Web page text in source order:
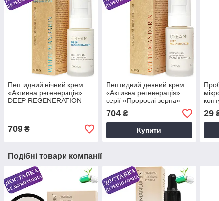
Пептидний нічний крем
«Активна регенерація»
DEEP REGENERATION
709 ₴
Пептидний денний крем
«Активна регенерація»
серії «Пророслі зерна»
anti-age White Mandarin 50
мл
704₴
Купити
29
Подібні товари компанії